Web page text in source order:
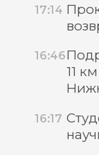
17:14
16:46
11
16:17